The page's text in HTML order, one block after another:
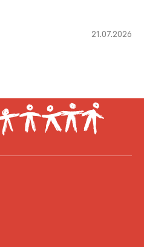
21.07.2026